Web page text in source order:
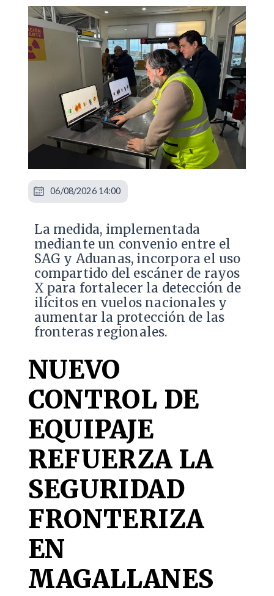
La medida, implementada
mediante un convenio entre el
SAG y Aduanas, incorpora el uso
compartido del escáner de rayos
X para fortalecer la detección de
ilícitos en vuelos nacionales y
aumentar la protección de las
fronteras regionales.
NUEVO
CONTROL DE
EQUIPAJE
REFUERZA LA
SEGURIDAD
FRONTERIZA
EN
MAGALLANES
06/08/2026 14:00